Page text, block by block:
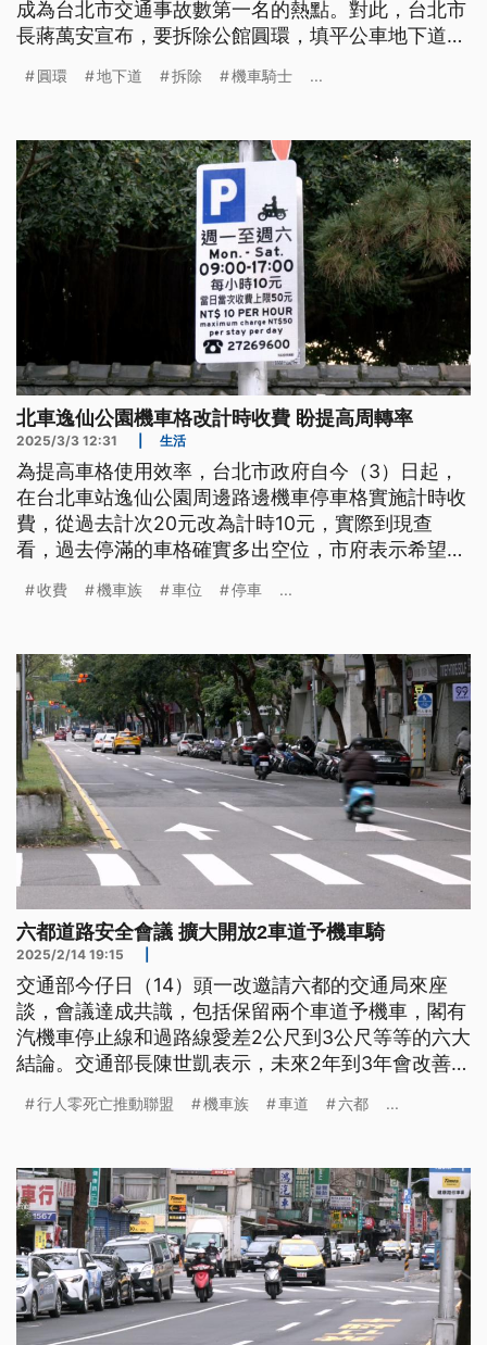
成為台北市交通事故數第一名的熱點。對此，台北市
長蔣萬安宣布，要拆除公館圓環，填平公車地下道，
里長要求交通局做好配套措施，讓用路人度過黑暗交
圓環 地下道 拆除 機車騎士 ...
北車逸仙公園機車格改計時收費 盼提高周轉率
2025/3/3 12:31 生活
為提高車格使用效率，台北市政府自今（3）日起，
在台北車站逸仙公園周邊路邊機車停車格實施計時收
費，從過去計次20元改為計時10元，實際到現查
看，過去停滿的車格確實多出空位，市府表示希望讓
收費 機車族 車位 停車 ...
六都道路安全會議 擴大開放2車道予機車騎
2025/2/14 19:15
交通部今仔日（14）頭一改邀請六都的交通局來座
談，會議達成共識，包括保留兩个車道予機車，閣有
汽機車停止線和過路線愛差2公尺到3公尺等等的六大
結論。交通部長陳世凱表示，未來2年到3年會改善完
行人零死亡推動聯盟 機車族 車道 六都 ...